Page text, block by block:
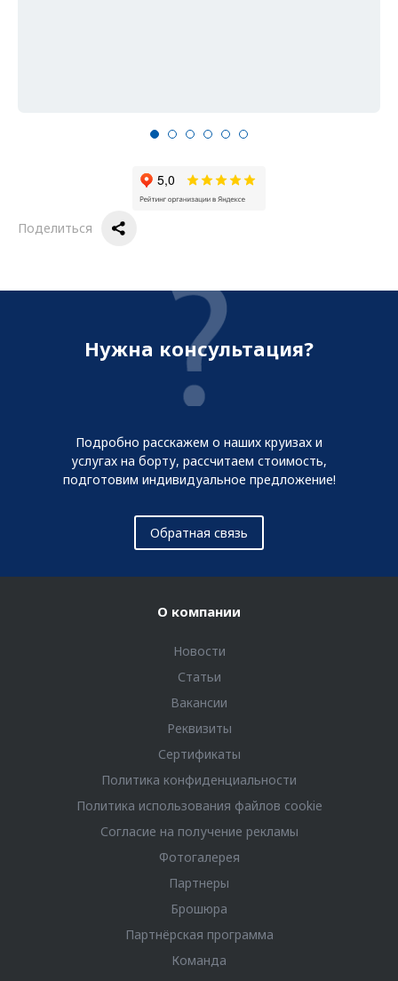
Поделиться
Нужна консультация?
Подробно расскажем о наших круизах и
услугах на борту, рассчитаем стоимость,
подготовим индивидуальное предложение!
Обратная связь
О компании
Новости
Статьи
Вакансии
Реквизиты
Сертификаты
Политика конфиденциальности
Политика использования файлов cookie
Согласие на получение рекламы
Фотогалерея
Партнеры
Брошюра
Партнёрская программа
Команда